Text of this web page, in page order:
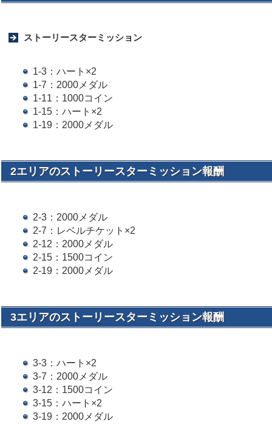
ストーリースターミッション
1-3：ハート×2
1-7：2000メダル
1-11：1000コイン
1-15：ハート×2
1-19：2000メダル
2エリアのストーリースターミッション報酬
2-3：2000メダル
2-7：レベルチケット×2
2-12：2000メダル
2-15：1500コイン
2-19：2000メダル
3エリアのストーリースターミッション報酬
3-3：ハート×2
3-7：2000メダル
3-12：1500コイン
3-15：ハート×2
3-19：2000メダル